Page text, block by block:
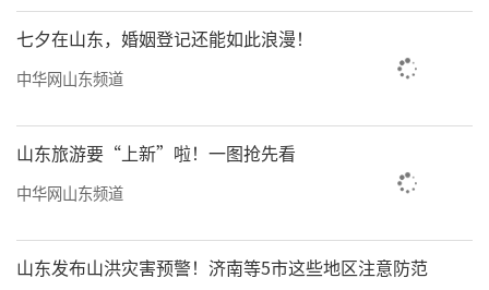
七夕在山东，婚姻登记还能如此浪漫！
中华网山东频道
山东旅游要“上新”啦！一图抢先看
中华网山东频道
山东发布山洪灾害预警！济南等5市这些地区注意防范